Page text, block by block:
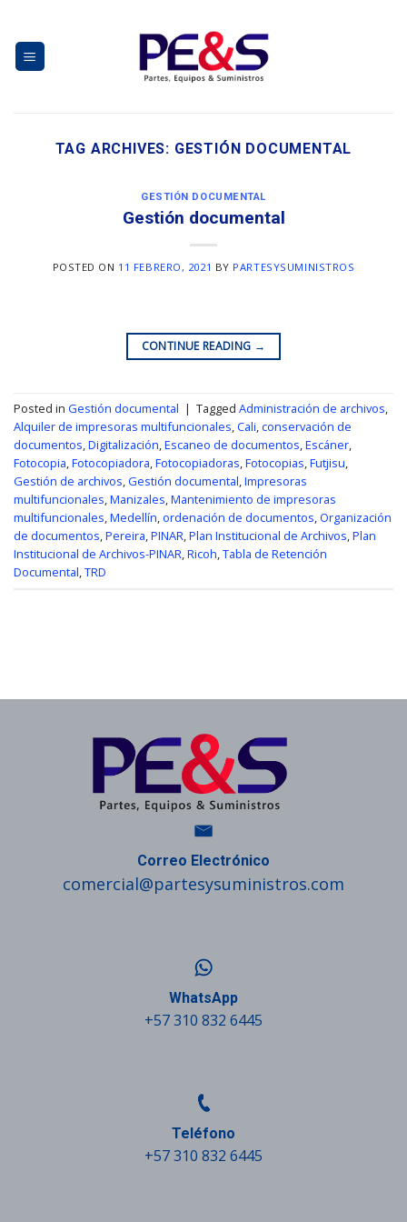
content
TAG ARCHIVES: GESTIÓN DOCUMENTAL
GESTIÓN DOCUMENTAL
Gestión documental
POSTED ON 11 FEBRERO, 2021 BY PARTESYSUMINISTROS
CONTINUE READING →
Posted in Gestión documental | Tagged Administración de archivos,
Alquiler de impresoras multifuncionales,Cali,conservación de
documentos,Digitalización,Escaneo de documentos,Escáner,
Fotocopia,Fotocopiadora,Fotocopiadoras,Fotocopias,Futjisu,
Gestión de archivos,Gestión documental,Impresoras
multifuncionales,Manizales,Mantenimiento de impresoras
multifuncionales,Medellín,ordenación de documentos,Organización
de documentos,Pereira,PINAR,Plan Institucional de Archivos,Plan
Institucional de Archivos-PINAR,Ricoh,Tabla de Retención
Documental,TRD
Correo Electrónico
comercial@partesysuministros.com
WhatsApp
+57 310 832 6445
Teléfono
+57 310 832 6445